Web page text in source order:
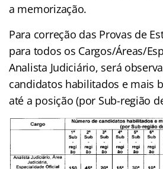
a memorização.
Para correção das Provas de
para todos os Cargos/Áreas/
Analista Judiciário, será
candidatos habilitados e mais
até a posição (por Sub-região